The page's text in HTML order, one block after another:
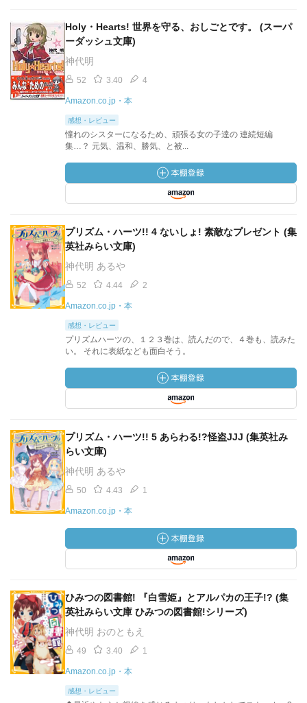
Holy・Hearts! 世界を守る、おしごとです。 (スーパ
ーダッシュ文庫)
神代明
52 3.40 4
Amazon.co.jp・本
感想・レビュー
憧れのシスターになるため、頑張る女の子達の 連続短編
集…？ 元気、温和、勝気、と被...
プリズム・ハーツ!! 4 ないしょ! 素敵なプレゼント (集
英社みらい文庫)
神代明 あるや
52 4.44 2
Amazon.co.jp・本
感想・レビュー
プリズムハーツの、１２３巻は、読んだので、４巻も、読みた
い。 それに表紙なども面白そう。
プリズム・ハーツ!! 5 あらわる!?怪盗JJJ (集英社み
らい文庫)
神代明 あるや
50 4.43 1
Amazon.co.jp・本
ひみつの図書館! 『白雪姫』とアルパカの王子!? (集
英社みらい文庫 ひみつの図書館!シリーズ)
神代明 おのともえ
49 3.40 1
Amazon.co.jp・本
感想・レビュー